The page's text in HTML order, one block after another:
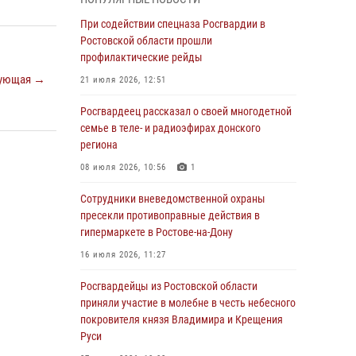
→
Росгвардейцы из Ростовской области
приняли участие в молебне в честь небесного
покровителя князя Владимира и Крещения
При содействии спецназа Росгвардии в
Ростовской области прошли
профилактические рейды
В Ростовской области экипаж
вневедомственной охраны задержал
17 июля 2026, 07:24
Сотрудники вневедомственной охраны
пресекли противоправные действия в
При содействии спецназа Росгвардии в
Ростовской области прошли
профилактические рейды
21 июля 2026, 12:51
Росгвардеец рассказал о своей многодетной
семье в теле- и радиоэфирах донского
региона
08 июля 2026, 10:56 1
Сотрудники вневедомственной охраны
пресекли противоправные действия в
гипермаркете в Ростове-на-Дону
16 июля 2026, 11:27
Росгвардейцы из Ростовской области
приняли участие в молебне в честь небесного
покровителя князя Владимира и Крещения
Руси